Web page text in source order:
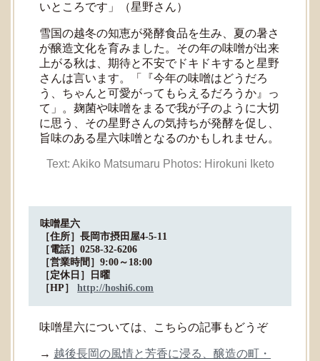
いところです」（星野さん）
雪国の越冬の知恵が発酵食品を生み、夏の暑さ
が醸造文化を育みました。その年の味噌が出来
上がる秋は、期待と不安でドキドキすると星野
さんは言います。「『今年の味噌はどうだろ
う、ちゃんと可愛がってもらえるだろうか』っ
て」。麹菌や味噌をまるで我が子のように大切
に思う、その星野さんの気持ちが発酵を促し、
旨味のある星六味噌となるのかもしれません。
Text: Akiko Matsumaru Photos: Hirokuni Iketo
味噌星六
［住所］長岡市摂田屋4-5-11
［電話］0258-32-6206
［営業時間］9:00～18:00
［定休日］日曜
［HP］http://hoshi6.com
味噌星六については、こちらの記事もどうぞ
→ 越後長岡の風情と芳香に浸る、醸造の町・